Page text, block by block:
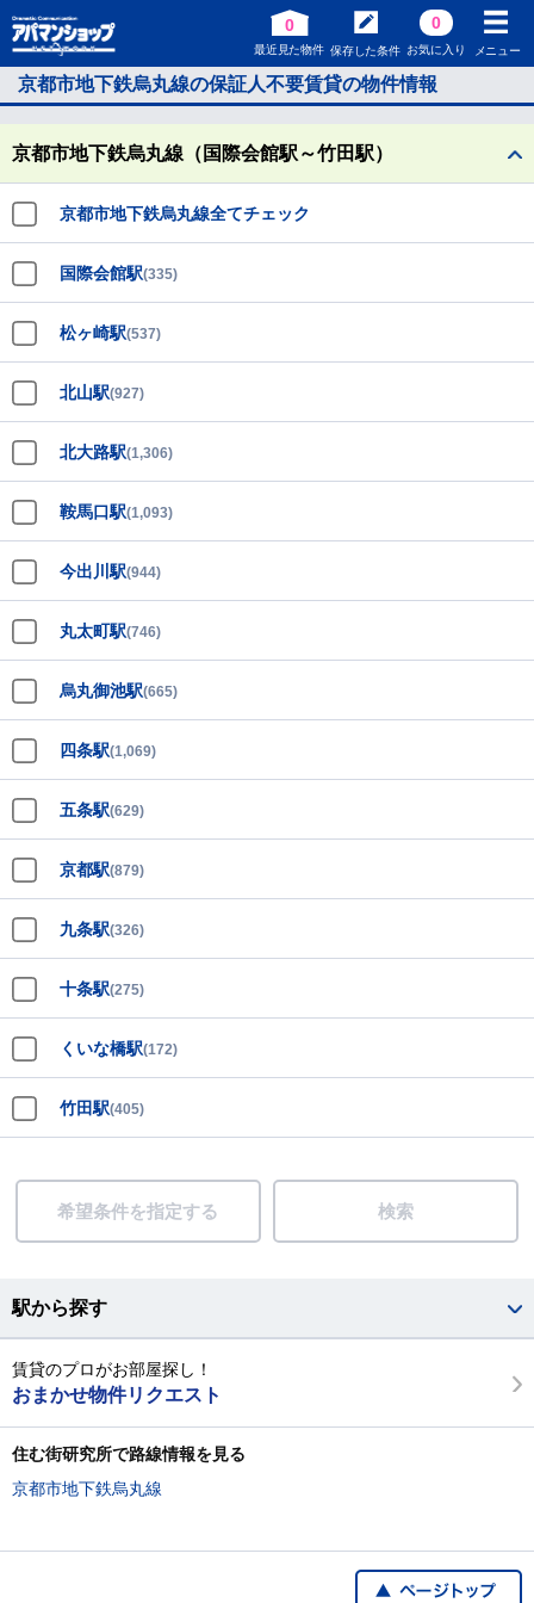
0
最近見た物件 保存した条件
0
お気に入り メニュー
京都市地下鉄烏丸線の保証人不要賃貸の物件情報
京都市地下鉄烏丸線（国際会館駅～竹田駅）
京都市地下鉄烏丸線全てチェック
国際会館駅(335)
松ヶ崎駅(537)
北山駅(927)
北大路駅(1,306)
鞍馬口駅(1,093)
今出川駅(944)
丸太町駅(746)
烏丸御池駅(665)
四条駅(1,069)
五条駅(629)
京都駅(879)
九条駅(326)
十条駅(275)
くいな橋駅(172)
竹田駅(405)
希望条件を指定する 検索
駅から探す
賃貸のプロがお部屋探し！
おまかせ物件リクエスト
住む街研究所で路線情報を見る
京都市地下鉄烏丸線